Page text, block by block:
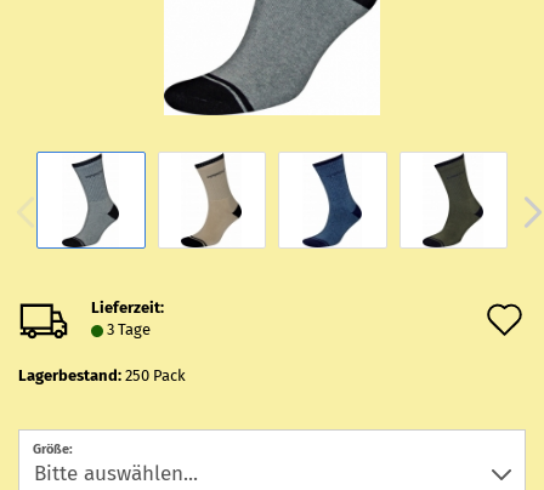
Lieferzeit:
3 Tage
Lagerbestand: 250 Pack
Größe: